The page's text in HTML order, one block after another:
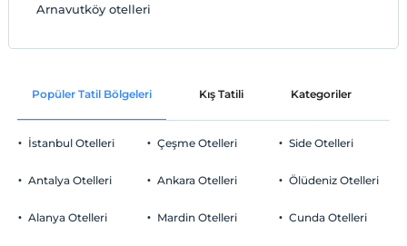
Arnavutköy otelleri
Popüler Tatil Bölgeleri Kış Tatili Kategoriler
İstanbul Otelleri
Antalya Otelleri
Alanya Otelleri
Çeşme Otelleri
Ankara Otelleri
Mardin Otelleri
Side Otelleri
Ölüdeniz Otelleri
Cunda Otelleri